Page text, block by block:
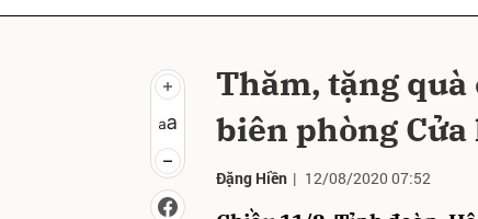
Thăm, tặng
biên phòng
Đặng Hiền | 12/08/2020 07:52